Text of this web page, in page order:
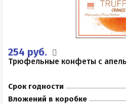
254 руб.
Трюфельные конфеты с
Срок годности
Вложений в коробке